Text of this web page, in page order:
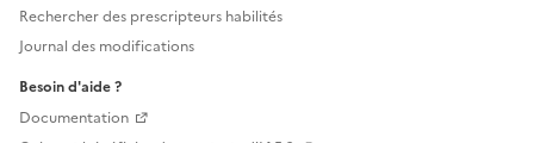
Rechercher des prescripteurs habilités
Journal des modifications
Besoin d'aide ?
Documentation